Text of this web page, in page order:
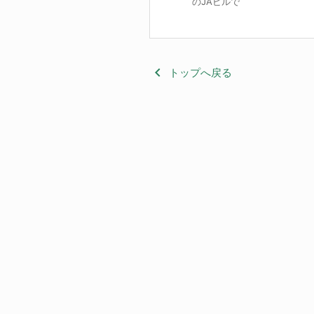
keyboard_arrow_left トップへ戻る